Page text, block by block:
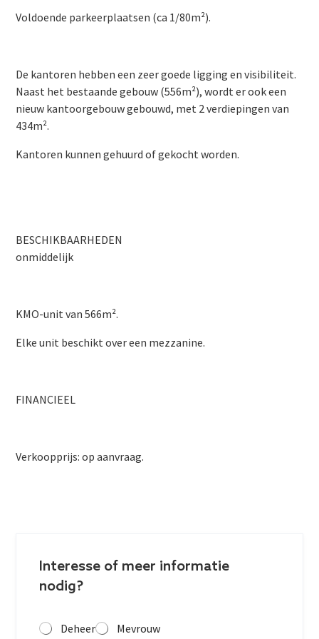
Voldoende parkeerplaatsen (ca 1/80m²).
De kantoren hebben een zeer goede ligging en visibiliteit.
Naast het bestaande gebouw (556m²), wordt er ook een
nieuw kantoorgebouw gebouwd, met 2 verdiepingen van
434m².
Kantoren kunnen gehuurd of gekocht worden.
BESCHIKBAARHEDEN
onmiddelijk
KMO-unit van 566m².
Elke unit beschikt over een mezzanine.
FINANCIEEL
Verkoopprijs: op aanvraag.
Interesse of meer informatie
nodig?
Deheer Mevrouw